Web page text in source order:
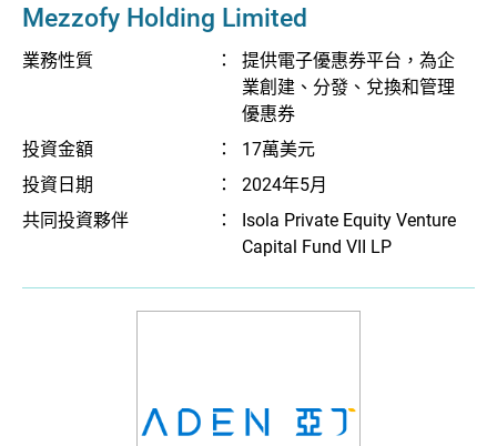
Mezzofy Holding Limited
業務性質 ：
提供電子優惠券平台，為企
業創建、分發、兌換和管理
優惠券
投資金額
：
17萬美元
投資日期
：
2024年5月
共同投資夥伴
：
Isola Private Equity Venture
Capital Fund VII LP